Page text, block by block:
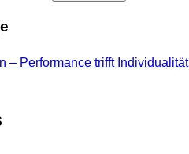
– Performance trifft Individualität